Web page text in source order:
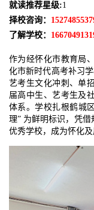
就读推荐星级:1
择校咨询：
了解学校：
作为经怀化市教育局
化市新时代高考补习
艺考生文化冲刺、单
届高中生、艺考生及
体系。学校扎根鹤城
理” 为鲜明标识，凭
优秀学校，成为怀化